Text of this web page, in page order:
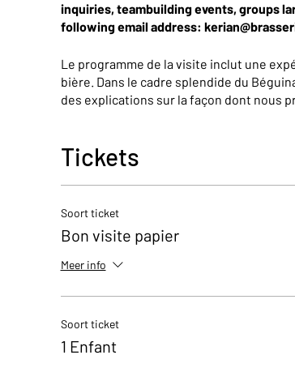
inquiries, teambuilding events, groups
following email address:
Le programme de la visite inclut une
bière. Dans le cadre splendide du
des explications sur la façon dont nous
boutique.
Tickets
Soort ticket
Bon visite papier
Meer info
Soort ticket
1 Enfant